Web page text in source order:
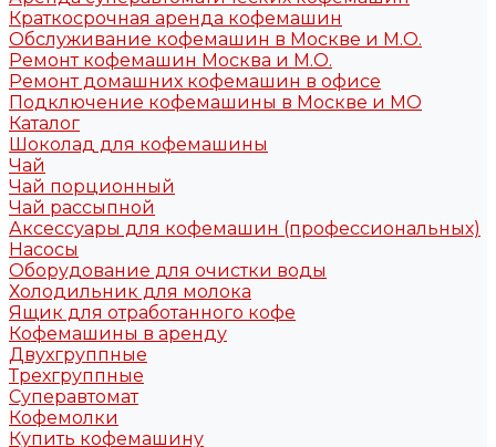
Краткосрочная аренда кофемашин
Обслуживание кофемашин в Москве и М.О.
Ремонт кофемашин Москва и М.О.
Ремонт домашних кофемашин в офисе
Подключение кофемашины в Москве и МО
Каталог
Шоколад для кофемашины
Чай
Чай порционный
Чай рассыпной
Аксессуары для кофемашин (профессиональных)
Насосы
Оборудование для очистки воды
Холодильник для молока
Ящик для отработанного кофе
Кофемашины в аренду
Двухгруппные
Трехгруппные
Суперавтомат
Кофемолки
Купить кофемашину